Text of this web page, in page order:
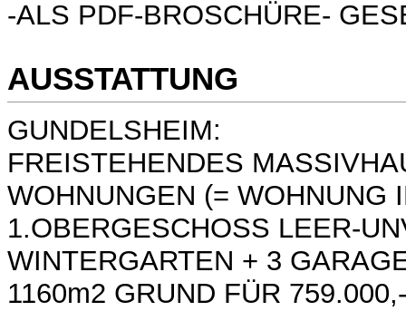
-ALS PDF-BROSCHÜRE-
AUSSTATTUNG
GUNDELSHEIM:
FREISTEHENDES
WOHNUNGEN (= WOHNUNG
1.OBERGESCHOSS LEER-
WINTERGARTEN + 3
1160m2 GRUND FÜR